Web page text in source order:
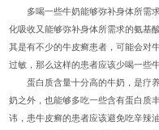
多喝一些牛奶能够弥补身体所需求
化吸收又能够弥补身体所需求的氨基
其是有不少的牛皮癣患者，可能会对
过敏，那么这样的患者应该少喝一些牛
蛋白质含量十分高的牛奶，是疗养
奶之外，也能够多吃一些含有蛋白质
讳，患牛皮癣的患者应该避免吃辛辣